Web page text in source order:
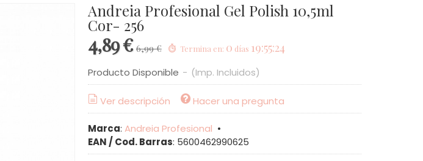
Andreia Profesional Gel Polish 10,5ml
Cor- 256
4,89 €6,99 € Termina en: 0 días 19:55:23
Producto Disponible - (Imp. Incluidos)
Ver descripción Hacer una pregunta
Marca: Andreia Profesional •
EAN / Cod. Barras: 5600462990625